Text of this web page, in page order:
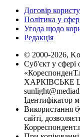
Договір
Політика у
Угода щодо
Редакція
© 2000-2026,
Суб'єкт у сфері
ХАРКІВСЬКЕ
Ідентифікатор
Використання
сайті,